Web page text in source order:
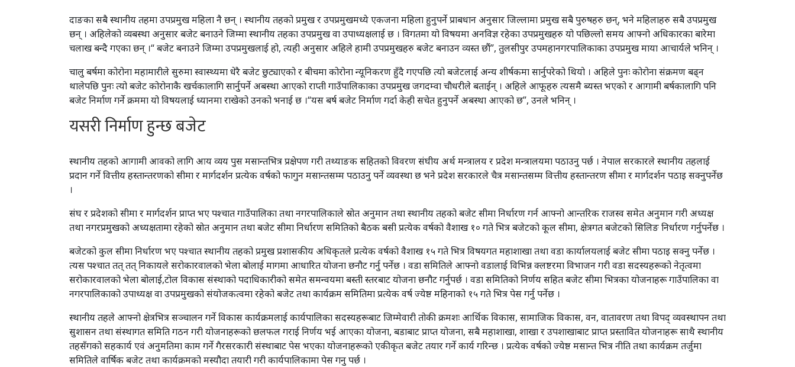
दाङका सबै स्थानीय तहमा उपप्रमुख महिला नै छन् । स्थानीय तहको प्रमुख र उपप्रमुखमध्ये एकजना महिला हुनुपर्ने प्राबधान अनुसार जिल्लामा प्रमुख सबै पुरुषहरु छन्, भने महिलाहरु सबै उपप्रमुख
छन् । अहिलेको व्यबस्था अनुसार बजेट बनाउने जिम्मा स्थानीय तहका उपप्रमुख वा उपाध्यक्षलाई छ । विगतमा यो विषयमा अनविज्ञ रहेका उपप्रमुखहरु यो पछिल्लो समय आफ्नो अधिकारका बारेमा
चलाख बन्दै गएका छन् ।“ बजेट बनाउने जिम्मा उपप्रमुखलाई हो, त्यही अनुसार अहिले हामी उपप्रमुखहरु बजेट बनाउन व्यस्त छौं”, तुलसीपुर उपमहानगरपालिकाका उपप्रमुख माया आचार्यले भनिन् ।
चालु बर्षमा कोरोना महामारीले सुरुमा स्वास्थ्यमा धेरै बजेट छुट्याएको र बीचमा कोरोना न्यूनिकरण हुँदै गएपछि त्यो बजेटलाई अन्य शीर्षकमा सार्नुपरेको थियो । अहिले पुनः कोरोना संक्रमण बढ्न
थालेपछि पुनः त्यो बजेट कोरोनाकै खर्चकालागि सार्नुपर्ने अबस्था आएको राप्ती गाउँपालिकाका उपप्रमुख जगदम्वा चौधरीले बताईन् । अहिले आफूहरु त्यसमै ब्यस्त भएको र आगामी बर्षकालागि पनि
बजेट निर्माण गर्ने क्रममा यो विषयलाई ध्यानमा राखेको उनको भनाई छ ।“यस बर्ष बजेट निर्माण गर्दा केही सचेत हुनुपर्ने अबस्था आएको छ”, उनले भनिन् ।
यसरी निर्माण हुन्छ बजेट
स्थानीय तहको आगामी आवको लागि आय व्यय पुस मसान्तभित्र प्रक्षेपण गरी तथ्याङक सहितको विवरण संघीय अर्थ मन्त्रालय र प्रदेश मन्त्रालयमा पठाउनु पर्छ । नेपाल सरकारले स्थानीय तहलाई
प्रदान गर्ने वित्तीय हस्तान्तरणको सीमा र मार्गदर्शन प्रत्येक वर्षको फागुन मसान्तसम्म पठाउनु पर्ने व्यवस्था छ भने प्रदेश सरकारले चैत्र मसान्तसम्म वित्तीय हस्तान्तरण सीमा र मार्गदर्शन पठाइ सक्नुपर्नेछ
।
संघ र प्रदेशको सीमा र मार्गदर्शन प्राप्त भए पश्चात गाउँपालिका तथा नगरपालिकाले स्रोत अनुमान तथा स्थानीय तहको बजेट सीमा निर्धारण गर्न आफ्नो आन्तरिक राजस्व समेत अनुमान गरी अध्यक्ष
तथा नगरप्रमुखको अध्यक्षतामा रहेको स्रोत अनुमान तथा बजेट सीमा निर्धारण समितिको बैठक बसी प्रत्येक वर्षको वैशाख १० गते भित्र बजेटको कूल सीमा, क्षेत्रगत बजेटको सिलिङ निर्धारण गर्नुपर्नेछ ।
बजेटको कुल सीमा निर्धारण भए पश्चात स्थानीय तहको प्रमुख प्रशासकीय अधिकृतले प्रत्येक वर्षको वैशाख १५ गते भित्र विषयगत महाशाखा तथा वडा कार्यालयलाई बजेट सीमा पठाइ सक्नु पर्नेछ ।
त्यस पश्चात तत् तत् निकायले सरोकारवालको भेला बोलाई मागमा आधारित योजना छनौट गर्नु पर्नेछ । वडा समितिले आफ्नो वडालाई विभिन्न क्लष्टरमा विभाजन गरी वडा सदस्यहरूको नेतृत्वमा
सरोकारवालको भेला बोलाई,टोल विकास संस्थाको पदाधिकारीको समेत समन्वयमा बस्ती स्तरबाट योजना छनौट गर्नुपर्छ । वडा समितिको निर्णय सहित बजेट सीमा भित्रका योजनाहरू गाउँपालिका वा
नगरपालिकाको उपाध्यक्ष वा उपप्रमुखको संयोजकत्वमा रहेको बजेट तथा कार्यक्रम समितिमा प्रत्येक वर्ष ज्येष्ठ महिनाको १५ गते भित्र पेस गर्नु पर्नेछ ।
स्थानीय तहले आफ्नो क्षेत्रभित्र सञ्चालन गर्ने विकास कार्यक्रमलाई कार्यपालिका सदस्यहरूबाट जिम्मेवारी तोकी क्रमशः आर्थिक विकास, सामाजिक विकास, वन, वातावरण तथा विपद् व्यवस्थापन तथा
सुशासन तथा संस्थागत समिति गठन गरी योजनाहरूको छलफल गराई निर्णय भई आएका योजना, बडाबाट प्राप्त योजना, सबै महाशाखा, शाखा र उपशाखाबाट प्राप्त प्रस्तावित योजनाहरू साथै स्थानीय
तहसँगको सहकार्य एवं अनुमतिमा काम गर्ने गैरसरकारी संस्थाबाट पेस भएका योजनाहरूको एकीकृत बजेट तयार गर्ने कार्य गरिन्छ । प्रत्येक वर्षको ज्येष्ठ मसान्त भित्र नीति तथा कार्यक्रम तर्जुमा
समितिले वार्षिक बजेट तथा कार्यक्रमको मस्यौदा तयारी गरी कार्यपालिकामा पेस गनु पर्छ ।